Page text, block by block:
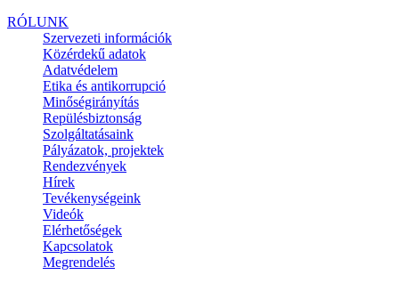
RÓLUNK
Szervezeti információk
Közérdekű adatok
Adatvédelem
Etika és antikorrupció
Minőségirányítás
Repülésbiztonság
Szolgáltatásaink
Pályázatok, projektek
Rendezvények
Hírek
Tevékenységeink
Videók
Elérhetőségek
Kapcsolatok
Megrendelés